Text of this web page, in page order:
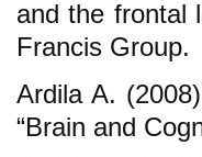
and the frontal
Francis Group.
Ardila A.
“Brain and